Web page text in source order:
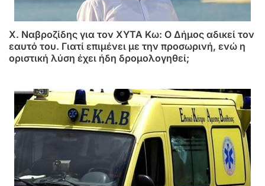
Χ. Ναβροζίδης για τον ΧΥΤΑ Kω: Ο Δήμος αδικεί τον
εαυτό του. Γιατί επιμένει με την προσωρινή, ενώ η
οριστική λύση έχει ήδη δρομολογηθεί;